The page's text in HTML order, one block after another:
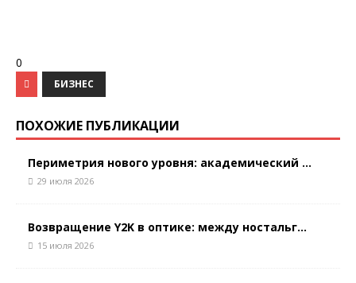
0
БИЗНЕС
ПОХОЖИЕ ПУБЛИКАЦИИ
Периметрия нового уровня: академический ...
29 июля 2026
Возвращение Y2K в оптике: между ностальг...
15 июля 2026